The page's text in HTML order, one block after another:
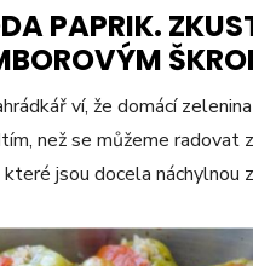
PAPRIK.
ví, že domácí
než se můžeme radovat
jsou docela náchylnou